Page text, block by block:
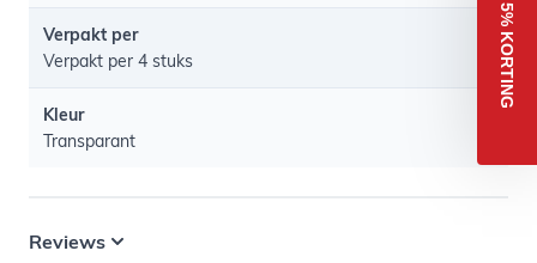
Verpakt per
Verpakt per 4 stuks
Kleur
Transparant
Reviews
5% KORTING